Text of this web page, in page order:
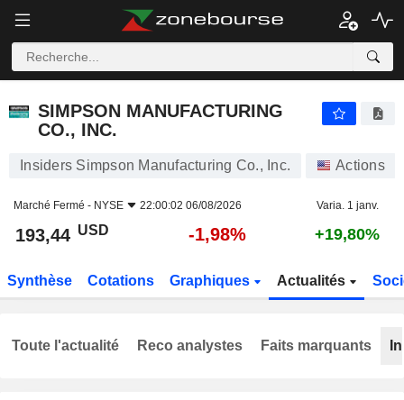
SIMPSON MANUFACTURING
CO., INC.
Insiders Simpson Manufacturing Co., Inc. Actions
Marché Fermé - NYSE 22:00:02 06/08/2026 Varia. 1 janv.
193,44 USD -1,98% +19,80%
Synthèse Cotations Graphiques Actualités
Toute l'actualité Reco analystes Faits marquants